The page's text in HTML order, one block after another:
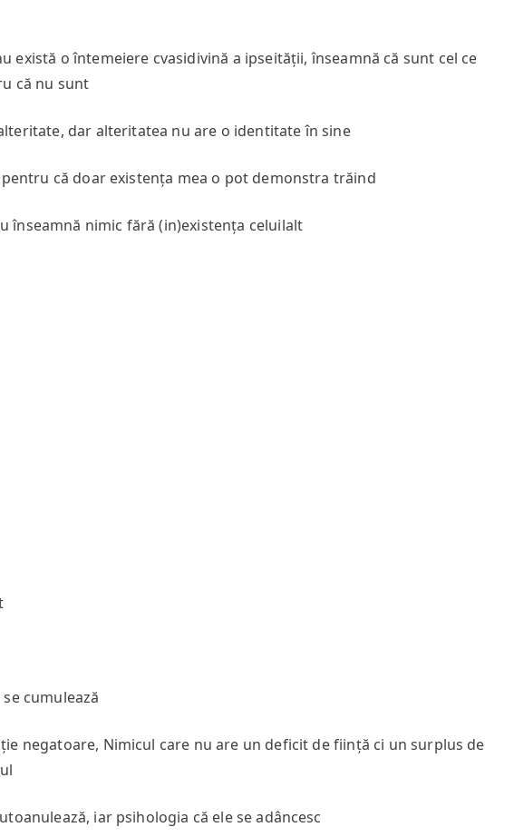
există o întemeiere cvasidivină a ipseității, înseamnă că sunt cel ce
că nu sunt
dar alteritatea nu are o identitate în sine
că doar existența mea o pot demonstra trăind
înseamnă nimic fără (in)existența celuilalt
cumulează
negatoare, Nimicul care nu are un deficit de ființă ci un surplus de
iar psihologia că ele se adâncesc